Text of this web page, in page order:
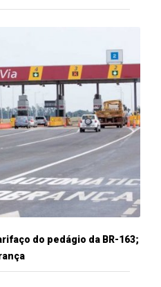
do pedágio da BR-163;